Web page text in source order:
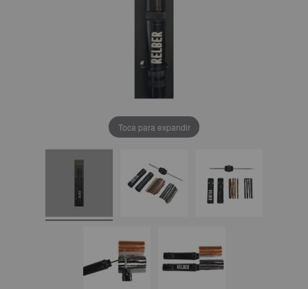
Toca para expandir